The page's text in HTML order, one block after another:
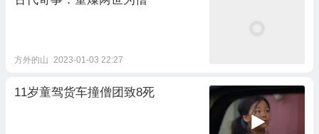
方外的山 2023-01-03 22:27
11岁童驾货车撞僧团致8死